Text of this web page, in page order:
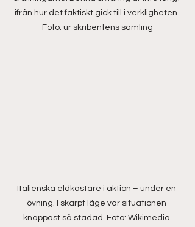
ifrån hur det faktiskt gick till i verkligheten.
Foto: ur skribentens samling
Italienska eldkastare i aktion – under en
övning. I skarpt läge var situationen
knappast så städad. Foto: Wikimedia